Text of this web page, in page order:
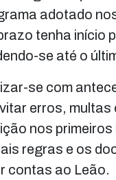
adotado
tenha início
se até o
se com
erros, multas
nos
regras e os
contas ao Leão.